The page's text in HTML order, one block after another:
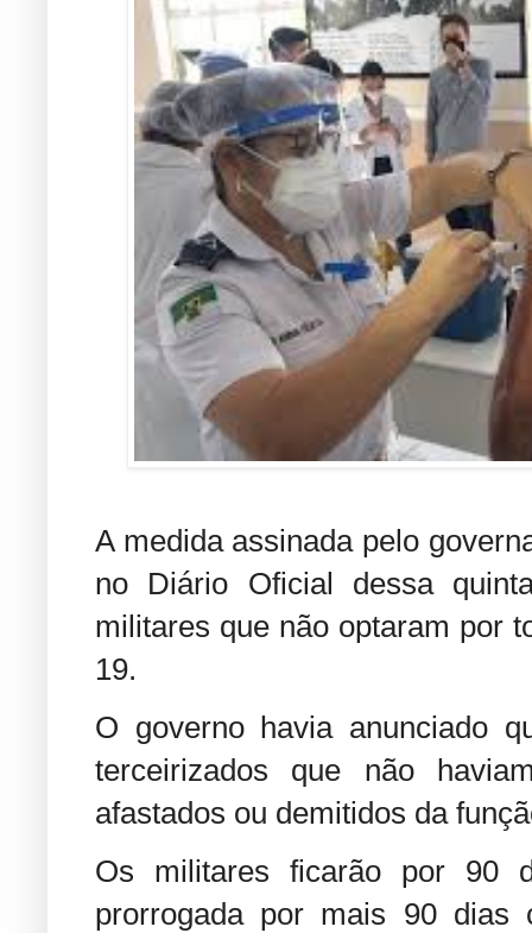
A medida assinada pelo
no Diário Oficial dessa
militares que não optaram por
19.
O governo havia anunciado
terceirizados que não
afastados ou demitidos da
Os militares ficarão por 90
prorrogada por mais 90